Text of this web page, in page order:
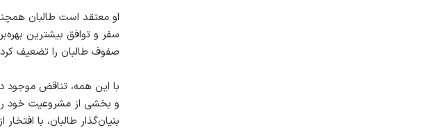
او معتقد است طالبان
سفر و توافق بیشترین
صفوف طالبان را تضعیف
با این همه، تناقض موجود
و بخشی از مشروعیت خود را
بنیان‌گذار طالبان، با